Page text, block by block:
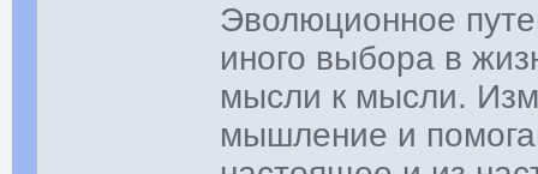
Эволюционное
иного выбора в
мысли к мысли.
мышление и